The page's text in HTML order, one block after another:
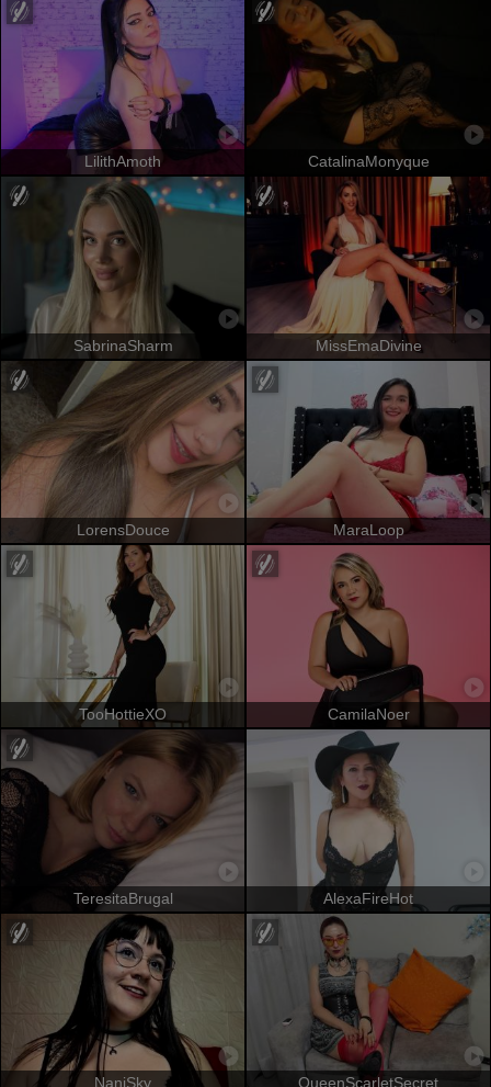
LilithAmoth CatalinaMonyque
SabrinaSharm MissEmaDivine
LorensDouce MaraLoop
TooHottieXO CamilaNoer
TeresitaBrugal AlexaFireHot
NaniSky QueenScarletSecret